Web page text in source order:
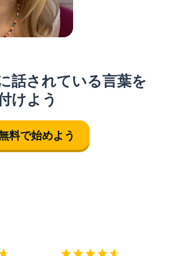
話されている言葉を
けよう
料で始めよう